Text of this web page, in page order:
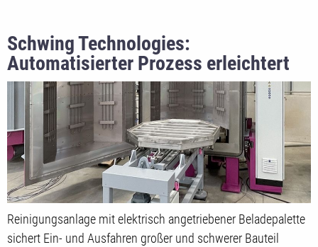
Schwing Technologies:
Automatisierter Prozess erleichtert
Be- und Entladen
Reinigungsanlage mit elektrisch angetriebener Beladepalette
sichert Ein- und Ausfahren großer und schwerer Bauteil